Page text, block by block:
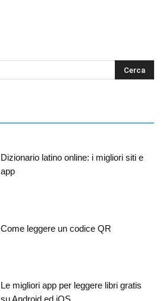
s
Dizionario latino online: i migliori siti e
app
Come leggere un codice QR
Le migliori app per leggere libri gratis
su Android ed iOS